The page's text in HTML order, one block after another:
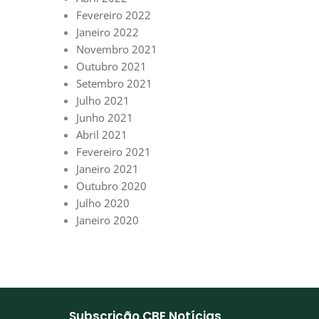
Fevereiro 2022
Janeiro 2022
Novembro 2021
Outubro 2021
Setembro 2021
Julho 2021
Junho 2021
Abril 2021
Fevereiro 2021
Janeiro 2021
Outubro 2020
Julho 2020
Janeiro 2020